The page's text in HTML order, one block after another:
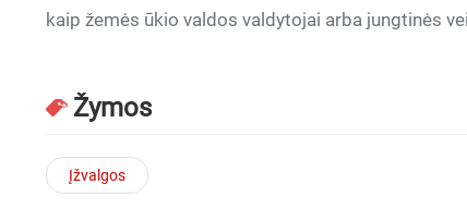
kaip žemės ūkio valdos valdytojai arba jungtinės
Žymos
Įžvalgos